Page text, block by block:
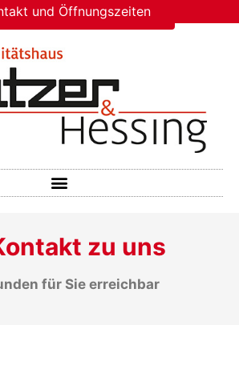
und Öffnungszeiten
zu uns
für Sie erreichbar